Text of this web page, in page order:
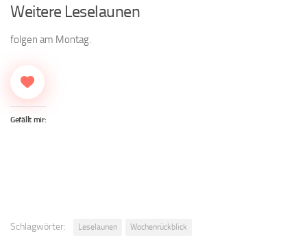
Weitere Leselaunen
folgen am Montag.
Gefällt mir:
Schlagwörter: Leselaunen Wochenrückblick